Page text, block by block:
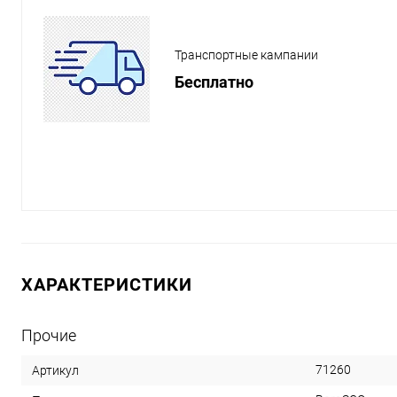
Транспортные кампании
Бесплатно
ХАРАКТЕРИСТИКИ
Прочие
Артикул 71260